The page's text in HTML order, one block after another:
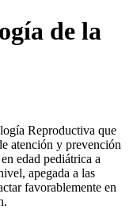
de la
Reproductiva que
atención y prevención
edad pediátrica a
apegada a las
favorablemente en